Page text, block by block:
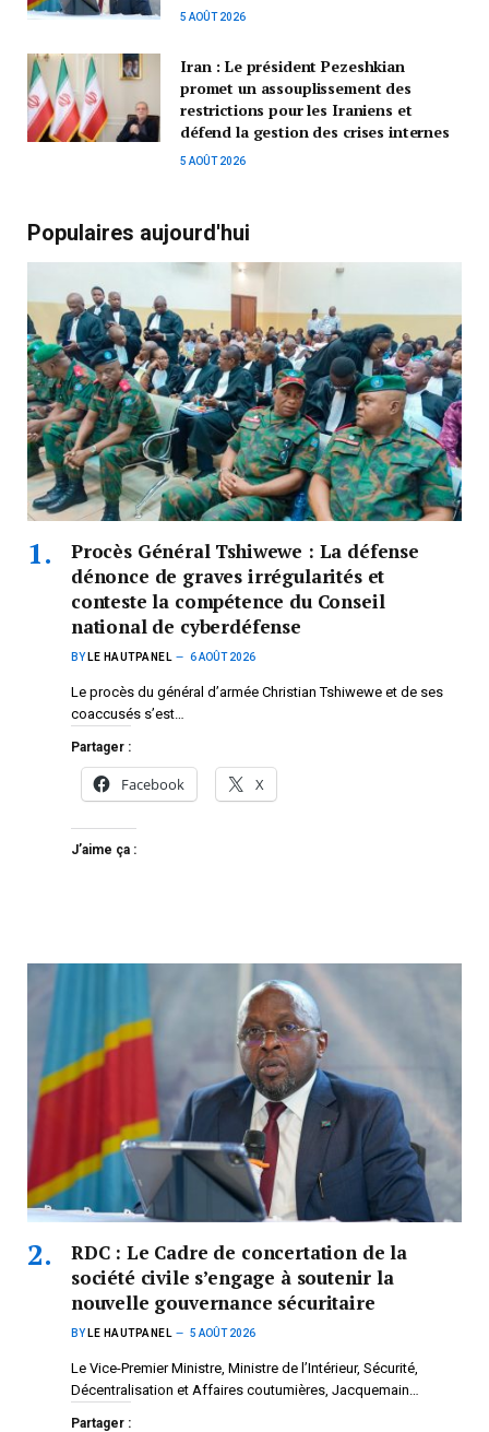
5 AOÛT 2026
Iran : Le président Pezeshkian
promet un assouplissement des
restrictions pour les Iraniens et
défend la gestion des crises internes
5 AOÛT 2026
Populaires aujourd'hui
Procès Général Tshiwewe : La défense
dénonce de graves irrégularités et
conteste la compétence du Conseil
national de cyberdéfense
BY LE HAUTPANEL 6 AOÛT 2026
Le procès du général d’armée Christian Tshiwewe et de ses
coaccusés s’est…
Partager :
Facebook X
J’aime ça :
RDC : Le Cadre de concertation de la
société civile s’engage à soutenir la
nouvelle gouvernance sécuritaire
BY LE HAUTPANEL 5 AOÛT 2026
Le Vice-Premier Ministre, Ministre de l’Intérieur, Sécurité,
Décentralisation et Affaires coutumières, Jacquemain…
Partager :